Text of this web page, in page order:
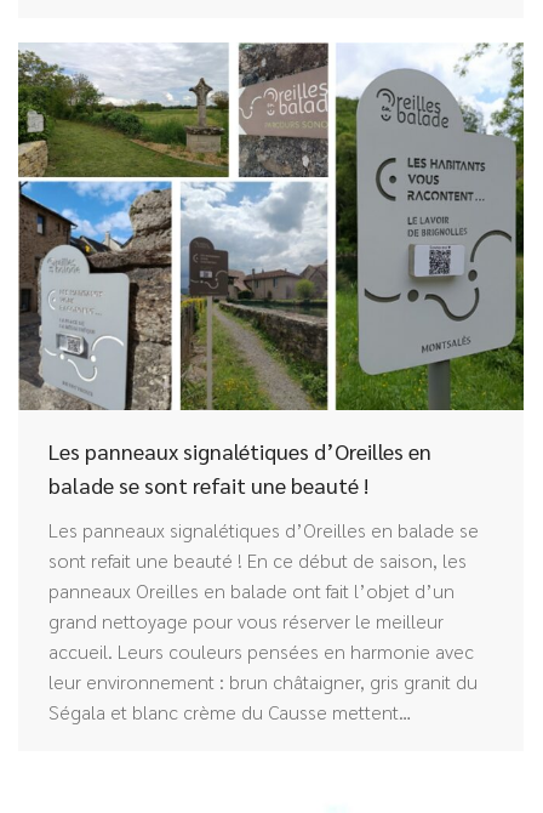
Les panneaux signalétiques d’Oreilles en
balade se sont refait une beauté !
Les panneaux signalétiques d’Oreilles en balade se
sont refait une beauté ! En ce début de saison, les
panneaux Oreilles en balade ont fait l’objet d’un
grand nettoyage pour vous réserver le meilleur
accueil. Leurs couleurs pensées en harmonie avec
leur environnement : brun châtaigner, gris granit du
Ségala et blanc crème du Causse mettent…